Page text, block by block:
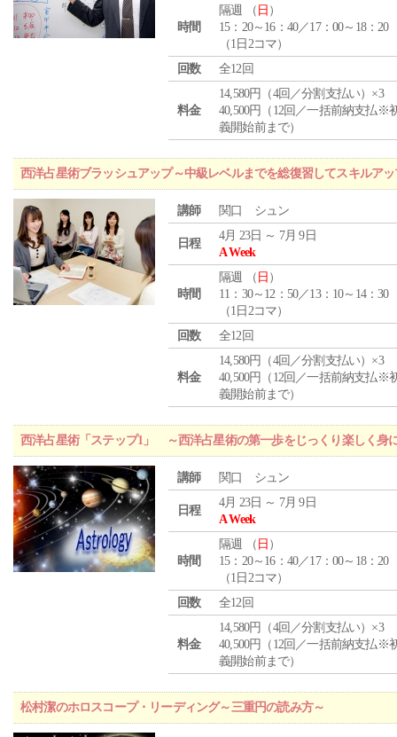
時間
隔週 （ 日 ）
15：20～16：40／17：00～18：20
（1日2コマ）
回数
全12回
料金
14,580円（4回／分割支払い）×3
40,500円（12回／一括前納支払※
義開始前まで）
西洋占星術ブラッシュアップ～中級レベルまでを総復習してスキルア
講師 関口 シュン
日程
4月 23日 ～ 7月 9日
A Week
時間
隔週 （ 日 ）
11：30～12：50／13：10～14：30
（1日2コマ）
回数
全12回
料金
14,580円（4回／分割支払い）×3
40,500円（12回／一括前納支払※
義開始前まで）
西洋占星術「ステップ1」 ～西洋占星術の第一歩をじっくり楽しく身
講師 関口 シュン
日程
4月 23日 ～ 7月 9日
A Week
時間
隔週 （ 日 ）
15：20～16：40／17：00～18：20
（1日2コマ）
回数
全12回
料金
14,580円（4回／分割支払い）×3
40,500円（12回／一括前納支払※
義開始前まで）
松村潔のホロスコープ・リーディング～三重円の読み方～